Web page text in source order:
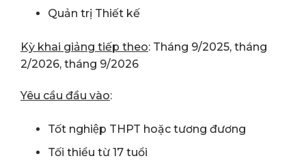
Quản trị Thiết kế
Kỳ khai giảng tiếp theo: Tháng 9/2025, tháng
2/2026, tháng 9/2026
Yêu cầu đầu vào:
Tốt nghiệp THPT hoặc tương đương
Tối thiểu từ 17 tuổi